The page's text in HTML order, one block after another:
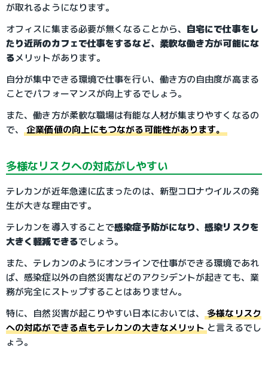
が取れるようになります。
オフィスに集まる必要が無くなることから、 自宅にで仕事をし
たり近所のカフェで仕事をするなど、柔軟な働き方が可能にな
るメリットがあります。
自分が集中できる環境で仕事を行い、働き方の自由度が高まる
ことでパフォーマンスが向上するでしょう。
また、働き方が柔軟な職場は有能な人材が集まりやすくなるの
で、企業価値の向上にもつながる可能性があります。
多様なリスクへの対応がしやすい
テレカンが近年急速に広まったのは、新型コロナウイルスの発
生が大きな理由です。
テレカンを導入することで感染症予防がになり、感染リスクを
大きく軽減できるでしょう。
また、テレカンのようにオンラインで仕事ができる環境であれ
ば、感染症以外の自然災害などのアクシデントが起きても、業
務が完全にストップすることはありません。
特に、自然災害が起こりやすい日本においては、多様なリスク
への対応ができる点もテレカンの大きなメリット と言えるでし
ょう。